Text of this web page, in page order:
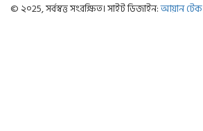
© ২০25, সর্বস্বত্ত সংরক্ষিত। সাইট ডিজাইন:আয়ান টেক